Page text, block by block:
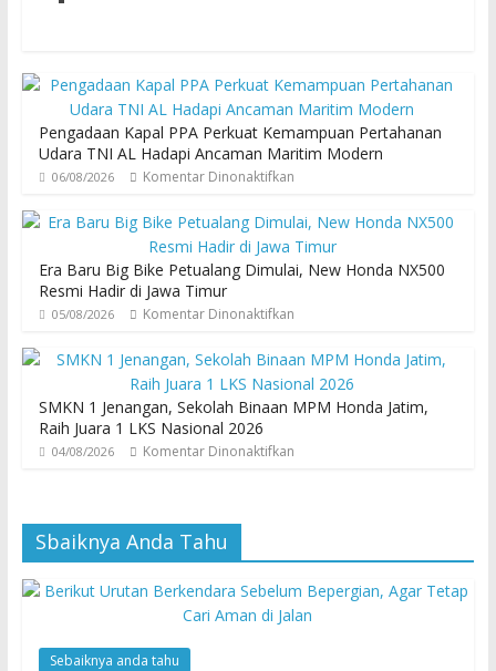
Pengadaan Kapal PPA Perkuat Kemampuan Pertahanan
Udara TNI AL Hadapi Ancaman Maritim Modern
06/08/2026 Komentar Dinonaktifkan
Era Baru Big Bike Petualang Dimulai, New Honda NX500
Resmi Hadir di Jawa Timur
05/08/2026 Komentar Dinonaktifkan
SMKN 1 Jenangan, Sekolah Binaan MPM Honda Jatim,
Raih Juara 1 LKS Nasional 2026
04/08/2026 Komentar Dinonaktifkan
Sbaiknya Anda Tahu
Sebaiknya anda tahu